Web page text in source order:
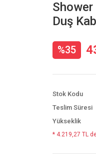
Duş
%35
Stok Kodu
Teslim Süresi
Yükseklik
* 4.219,27 TL